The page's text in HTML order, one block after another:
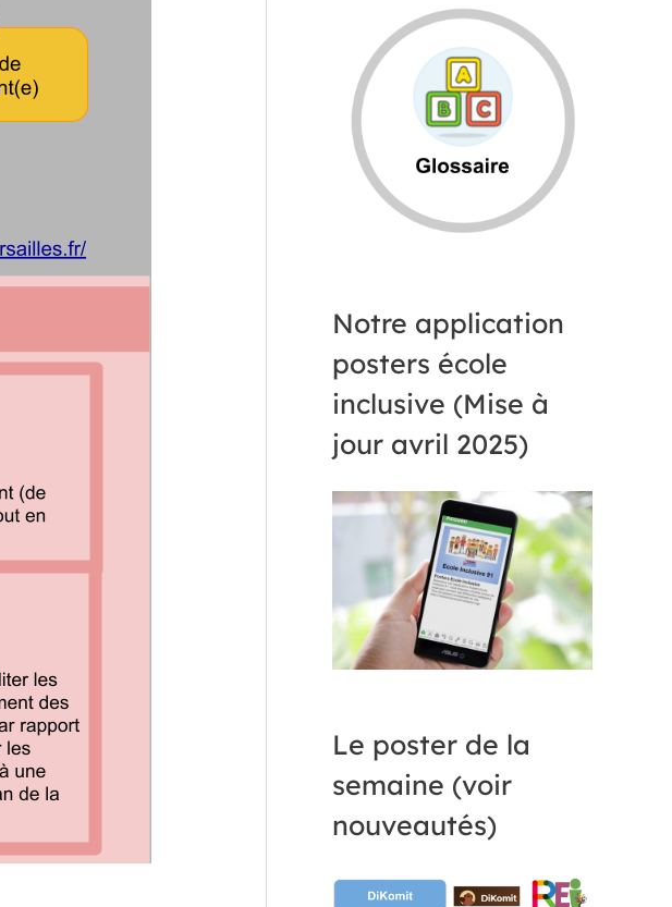
Notre application
posters école
inclusive (Mise à
jour avril 2025)
Le poster de la
semaine (voir
nouveautés)